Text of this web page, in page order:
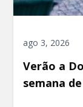
ago 3, 2026
Verão a
semana